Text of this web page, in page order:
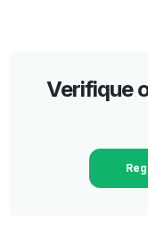
Verifique